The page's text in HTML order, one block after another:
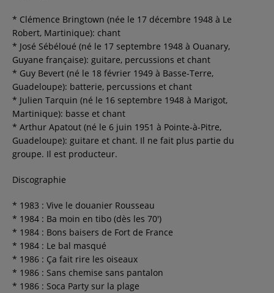
* Clémence Bringtown (née le 17 décembre 1948 à Le
Robert, Martinique): chant
* José Sébéloué (né le 17 septembre 1948 à Ouanary,
Guyane française): guitare, percussions et chant
* Guy Bevert (né le 18 février 1949 à Basse-Terre,
Guadeloupe): batterie, percussions et chant
* Julien Tarquin (né le 16 septembre 1948 à Marigot,
Martinique): basse et chant
* Arthur Apatout (né le 6 juin 1951 à Pointe-à-Pitre,
Guadeloupe): guitare et chant. Il ne fait plus partie du
groupe. Il est producteur.
Discographie
* 1983 : Vive le douanier Rousseau
* 1984 : Ba moin en tibo (dès les 70')
* 1984 : Bons baisers de Fort de France
* 1984 : Le bal masqué
* 1986 : Ça fait rire les oiseaux
* 1986 : Sans chemise sans pantalon
* 1986 : Soca Party sur la plage